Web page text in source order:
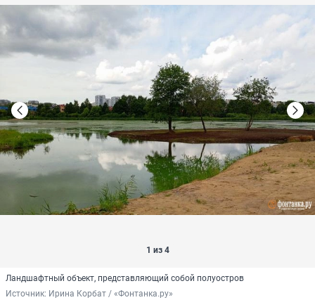
1 из 4
Ландшафтный объект, представляющий собой полуостров
Источник: Ирина Корбат / «Фонтанка.ру»